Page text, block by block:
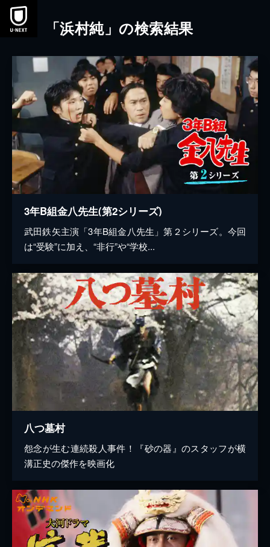
本文へスキップ
「浜村純」の検索結果
3年B組金八先生(第2シリーズ)
武田鉄矢主演「3年B組金八先生」第２シリーズ。今回
は“受験”に加え、“非行”や“学校...
八つ墓村
怨念が生む連続殺人事件！『砂の器』のスタッフが横
溝正史の傑作を映画化